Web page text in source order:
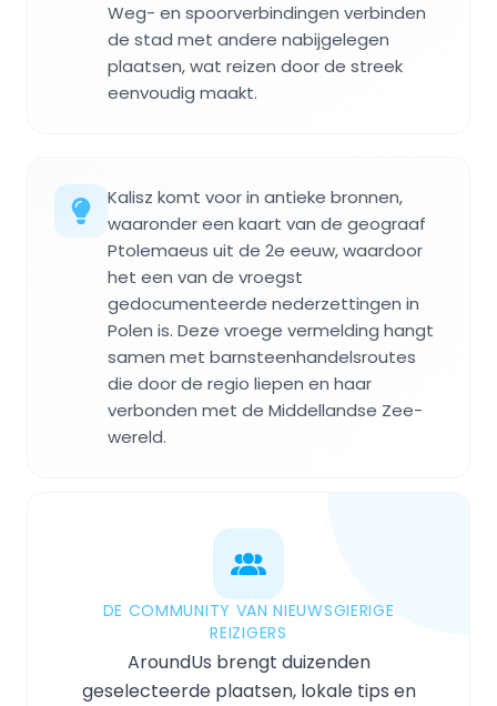
Weg- en spoorverbindingen verbinden
de stad met andere nabijgelegen
plaatsen, wat reizen door de streek
eenvoudig maakt.
Kalisz komt voor in antieke bronnen,
waaronder een kaart van de geograaf
Ptolemaeus uit de 2e eeuw, waardoor
het een van de vroegst
gedocumenteerde nederzettingen in
Polen is. Deze vroege vermelding hangt
samen met barnsteenhandelsroutes
die door de regio liepen en haar
verbonden met de Middellandse Zee-
wereld.
DE COMMUNITY VAN NIEUWSGIERIGE
REIZIGERS
AroundUs brengt duizenden
geselecteerde plaatsen, lokale tips en